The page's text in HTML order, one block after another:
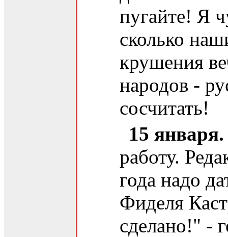
пугайте! Я
сколько
крушения
народов -
сосчитать!
15 января.
работу.
года надо
Фиделя
сделано!" -